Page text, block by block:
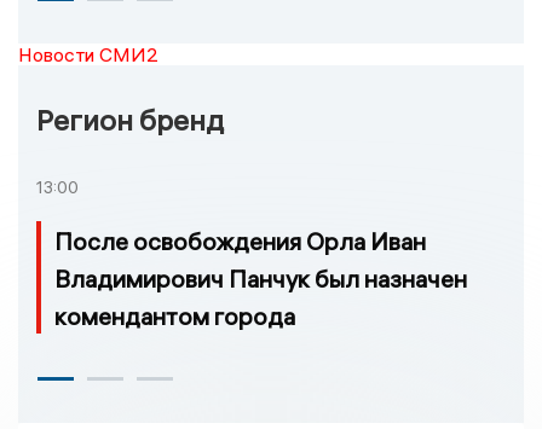
Новости СМИ2
Регион бренд
13:00
После освобождения Орла Иван
Владимирович Панчук был назначен
комендантом города